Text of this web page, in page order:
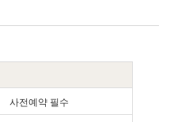
사전예약 필수